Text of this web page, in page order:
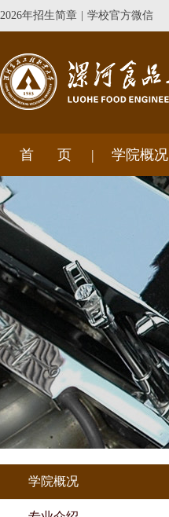
2026年招生简章 学校官方微信
首 页 学院概况
学院概况